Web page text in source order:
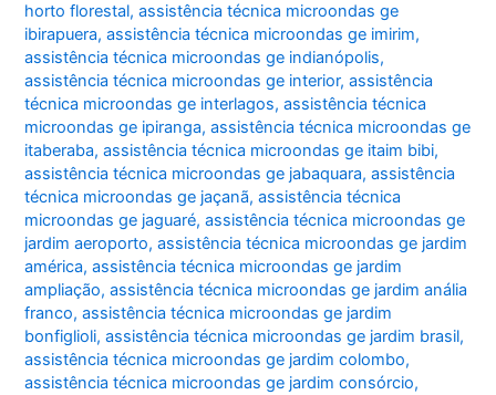
horto florestal,assistência técnica microondas ge
ibirapuera,assistência técnica microondas ge imirim,
assistência técnica microondas ge indianópolis,
assistência técnica microondas ge interior,assistência
técnica microondas ge interlagos,assistência técnica
microondas ge ipiranga,assistência técnica microondas ge
itaberaba,assistência técnica microondas ge itaim bibi,
assistência técnica microondas ge jabaquara,assistência
técnica microondas ge jaçanã,assistência técnica
microondas ge jaguaré,assistência técnica microondas ge
jardim aeroporto,assistência técnica microondas ge jardim
américa,assistência técnica microondas ge jardim
ampliação,assistência técnica microondas ge jardim anália
franco,assistência técnica microondas ge jardim
bonfiglioli,assistência técnica microondas ge jardim brasil,
assistência técnica microondas ge jardim colombo,
assistência técnica microondas ge jardim consórcio,